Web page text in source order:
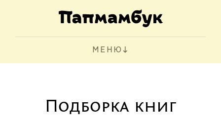
МЕНЮ
Подборка книг